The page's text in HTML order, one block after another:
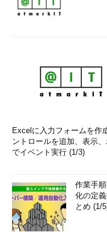
Excelに入力フォームを作
ントロールを追加、表示
でイベント実行 (1/3)
作業手
化の定
とめ (1/